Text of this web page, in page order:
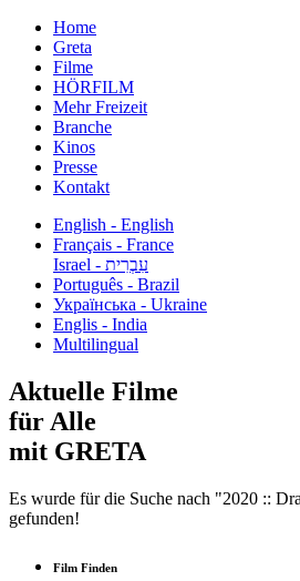
Home
Greta
Filme
HÖRFILM
Mehr Freizeit
Branche
Kinos
Presse
Kontakt
English - English
Français - France
עִבְרִית - Israel
Português - Brazil
Українська - Ukraine
Englis - India
Multilingual
Aktuelle Filme
für Alle
mit GRETA
Es wurde für die Suche nach "2020 ::
gefunden!
Film Finden